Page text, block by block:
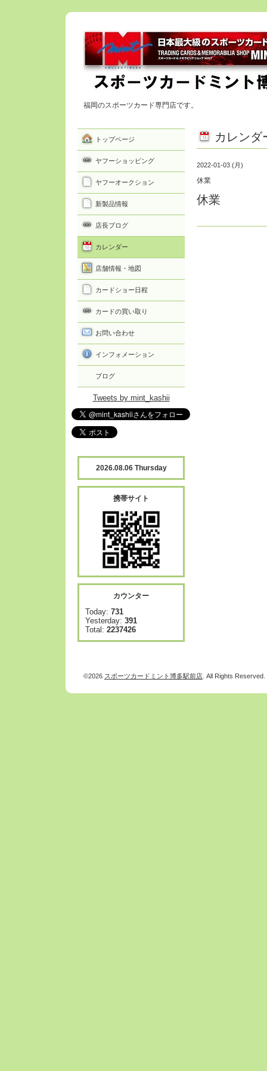
福岡のスポーツカード専門店です。
カレンダ
2022-01-03 (月)
休業
休業
トップページ
ヤフーショッピング
ヤフーオークション
新製品情報
店長ブログ
カレンダー
店舗情報・地図
カードショー日程
カードの買い取り
お問い合わせ
インフォメーション
ブログ
Tweets by mint_kashii
2026.08.06 Thursday
携帯サイト
カウンター
Today: 731
Yesterday: 391
Total: 2237426
©2026 スポーツカードミント博多駅前店 . All Rights Reserved.